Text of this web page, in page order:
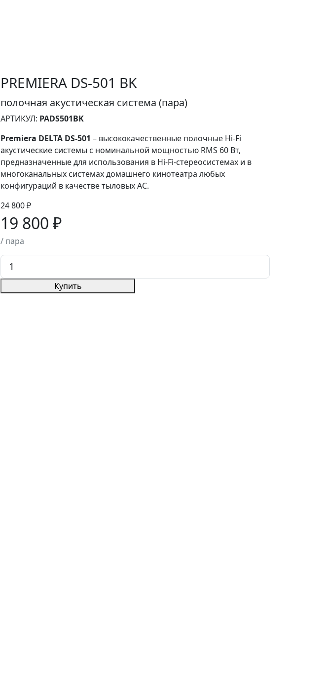
PREMIERA DS-501 BK
полочная акустическая система (пара)
АРТИКУЛ: PADS501BK
Premiera DELTA DS-501 – высококачественные полочные Hi-Fi
акустические системы с номинальной мощностью RMS 60 Вт,
предназначенные для использования в Hi-Fi-стереосистемах и в
многоканальных системах домашнего кинотеатра любых
конфигураций в качестве тыловых АС.
24 800 ₽
19 800 ₽
/ пара
Купить